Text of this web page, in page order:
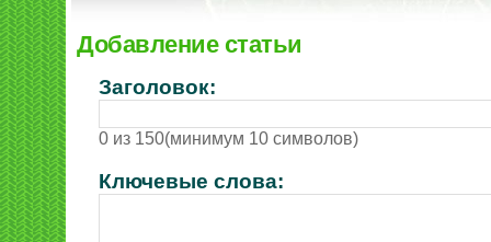
Добавление статьи
Заголовок:
0 из 150(минимум 10 символов)
Ключевые слова: